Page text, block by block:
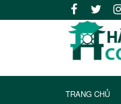
TRANG CHỦ